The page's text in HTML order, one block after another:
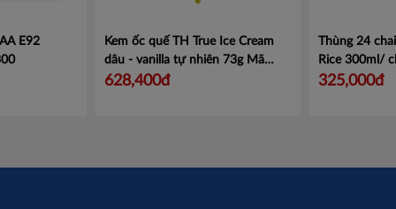
E92
Kem ốc quế TH True Ice Cream
dâu - vanilla tự nhiên 73g Mã
456023524
628,400đ
Thùng 24
Rice 300ml/
hãng, date xa
325,000đ